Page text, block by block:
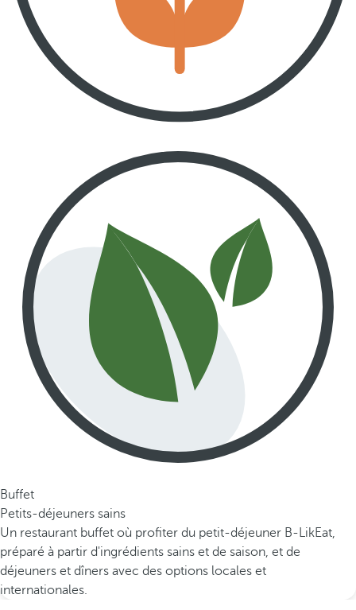
Buffet
Petits-déjeuners sains
Un restaurant buffet où profiter du petit-déjeuner B-LikEat,
préparé à partir d'ingrédients sains et de saison, et de
déjeuners et dîners avec des options locales et
internationales.